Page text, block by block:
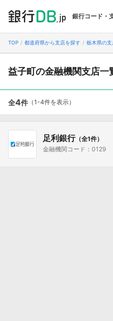
銀行コード・
TOP 都道府県から支店を探す 栃木県の
益子町の金融機関支店一
全4件 （1-4件を表示）
足利銀行（全1件）
金融機関コード：0129